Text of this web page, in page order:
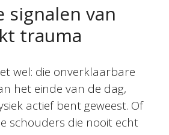
signalen van
trauma
wel: die onverklaarbare
het einde van de dag,
actief bent geweest. Of
schouders die nooit echt